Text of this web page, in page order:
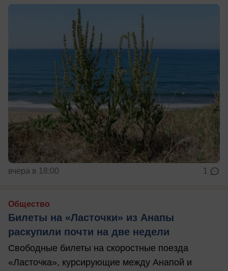
вчера в 18:00 1
Общество
Билеты на «Ласточки» из Анапы
раскупили почти на две недели
Свободные билеты на скоростные поезда
«Ласточка», курсирующие между Анапой и